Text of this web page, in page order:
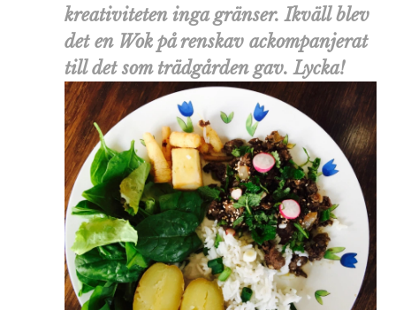
kreativiteten inga gränser. Ikväll blev
det en Wok på renskav ackompanjerat
till det som trädgården gav. Lycka!